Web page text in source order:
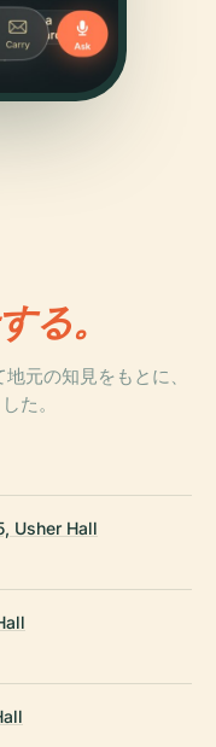
る。
元の知見をもとに、
た。
Usher Hall